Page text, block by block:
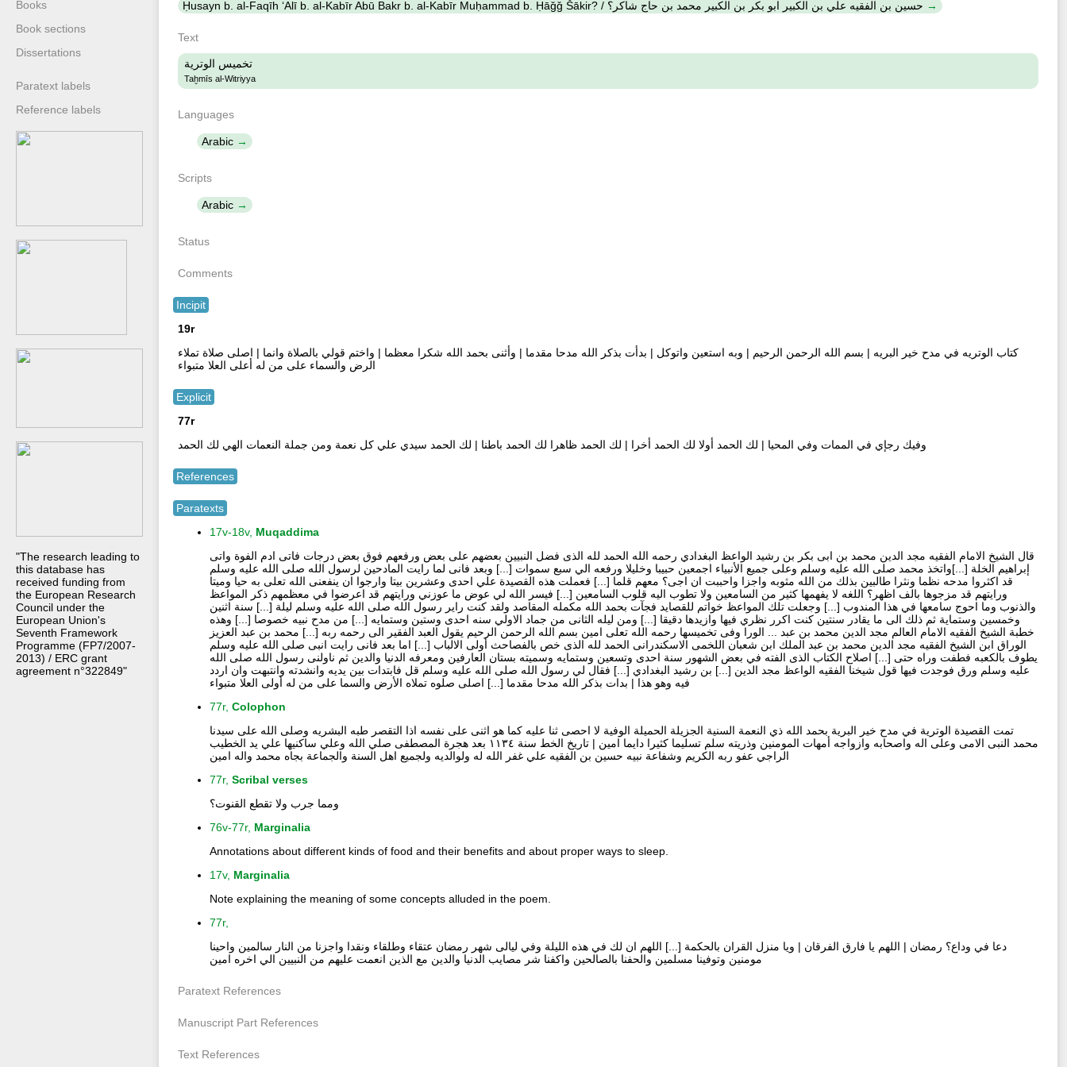
Books
Book sections
Dissertations
Paratext labels
Reference labels
"The research leading to
this database has
received funding from
the European Research
Council under the
European Union's
Seventh Framework
Programme (FP7/2007-
2013) / ERC grant
agreement n°322849"
Ḥusayn b. al-Faqīh ʻAlī b. al-Kabīr Abū Bakr b. al-Kabīr Muḥammad b. Ḥāǧǧ Šākir? / حسين بن الفقيه علي بن الكبير ابو بكر بن الكبير محمد بن حاج شاكر؟
Text
تخميس الوترية
Taḫmīs al-Witriyya
Languages
Arabic
Scripts
Arabic
Status
Comments
Incipit
19r
كتاب الوتريه في مدح خير البريه | بسم الله الرحمن الرحيم | وبه استعين واتوكل | بدأت بذكر الله مدحا مقدما | وأثنى بحمد الله شكرا معظما | واختم قولي بالصلاة وانما | اصلى صلاة تملاء
الرض والسماء على من له أعلى العلا متبواء
Explicit
77r
وفيك رجإي في الممات وفي المحيا | لك الحمد أولا لك الحمد أخرا | لك الحمد ظاهرا لك الحمد باطنا | لك الحمد سيدي علي كل نعمة ومن جملة النعمات الهي لك الحمد
References
Paratexts
17v-18v, Muqaddima
قال الشيخ الامام الفقيه مجد الدين محمد بن ابى بكر بن رشيد الواعظ البغدادي رحمه الله الحمد لله الذى فضل النبيين بعضهم على بعض ورفعهم فوق بعض درجات فاتى ادم الفوة واتى
إبراهيم الخلة [...]واتخذ محمد صلى الله عليه وسلم وعلى جميع الأنبياء اجمعين حبيبا وخليلا ورفعه الي سبع سموات [...] وبعد فانى لما رايت المادحين لرسول الله صلى الله عليه وسلم
قد اكثروا مدحه نظما ونثرا طالبين بذلك من الله مثوبه واجزا واحببت ان اجى؟ معهم قلما [...] فعملت هذه القصيدة علي احدى وعشرين بيتا وارجوا ان ينفعنى الله تعلى به حيا وميتا
ورايتهم قد مزجوها بالف اظهر؟ اللغه لا يفهمها كثير من السامعين ولا تطوب اليه قلوب السامعين [...] فيسر الله لي عوض ما عوزني ورايتهم قد اعرضوا في معظمهم ذكر المواعظ
والذنوب وما احوج سامعها في هذا المندوب [...] وجعلت تلك المواعظ خواتم للقصايد فجآت بحمد الله مكمله المقاصد ولقد كنت راير رسول الله صلى الله عليه وسلم ليلة [...] سنة اثنين
وخمسين وستماية ثم ذلك الى ما يقادر سنتين كنت اكرر نظري فيها وازيدها دقيقا [...] ومن ليله الثانى من جماد الاولي سنه احدى وستين وستمايه [...] من مدح نبيه خصوصا [...] وهذه
خطبة الشيخ الفقيه الامام العالم مجد الدين محمد بن عبد ... الورا وفى تخميسها رحمه الله تعلى امين بسم الله الرحمن الرحيم يقول العبد الفقير الى رحمه ربه [...] محمد بن عبد العزيز
الوراق ابن الشيخ الفقيه مجد الدين محمد بن عبد الملك ابن شعبان اللخمى الاسكندرانى الحمد لله الذى خص بالفصاحث أولى الالباب [...] اما بعد فانى رايت انبى صلى الله عليه وسلم
يطوف بالكعبه فطفت وراه حتى [...] اصلاح الكتاب الذى الفته في بعض الشهور سنة احدى وتسعين وستمايه وسميته بستان العارفين ومعرفه الدنيا والدين ثم ناولنى رسول الله صلى الله
عليه وسلم ورق فوجدت فيها قول شيخنا الفقيه الواعظ مجد الدين [...] بن رشيد البغدادي [...] فقال لي رسول الله صلى الله عليه وسلم قل فابتدات بين يديه وانشدته وانتبهت وان اردد
فيه وهو هذا | بدات بذكر الله مدحا مقدما [...] اصلى صلوه تملاه الأرض والسما على من له أولى العلا متبواء
77r, Colophon
تمت القصيدة الوترية في مدح خير البرية بحمد الله ذي النعمة السنية الجزيلة الحميلة الوفية لا احصى ثنا عليه كما هو اثنى على نفسه اذا التقصر طبه البشريه وصلى الله على سيدنا
محمد النبى الامى وعلى اله واصحابه وازواجه أمهات المومنين وذريته سلم تسليما كثيرا دايما امين | تاريخ الخط سنة ١١٣٤ بعد هجرة المصطفى صلي الله وعلي ساكنيها علي يد الخطيب
الراجي عفو ربه الكريم وشفاعة نبيه حسين بن الفقيه علي غفر الله له ولوالديه ولجميع اهل السنة والجماعة بجاه محمد واله امين
77r, Scribal verses
ومما جرب ولا تقطع القنوت؟
76v-77r, Marginalia
Annotations about different kinds of food and their benefits and about proper ways to sleep.
17v, Marginalia
Note explaining the meaning of some concepts alluded in the poem.
77r,
دعا في وداع؟ رمضان | اللهم يا فارق الفرقان | ويا منزل القران بالحكمة [...] اللهم ان لك في هذه الليلة وفي ليالى شهر رمضان عتقاء وطلقاء ونقدا واجزنا من النار سالمين واحينا
مومنين وتوفينا مسلمين والحفنا بالصالحين واكفنا شر مصايب الدنيا والدين مع الذين انعمت عليهم من النبيين الي اخره امين
Paratext References
Manuscript Part References
Text References